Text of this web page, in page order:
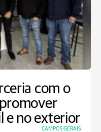
com o
e no exterior
CAMPOS GERAIS